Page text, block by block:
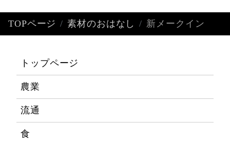
TOPページ 素材のおはなし 新メークイン
トップページ
農業
流通
食